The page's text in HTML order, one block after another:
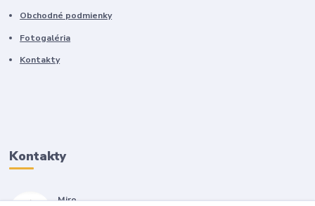
Obchodné podmienky
Fotogaléria
Kontakty
Kontakty
Miro